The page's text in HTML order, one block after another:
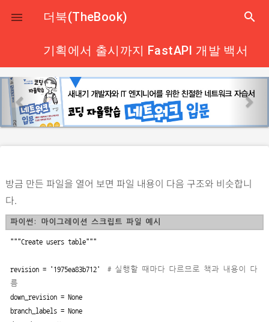
close
 더북(TheBook) search
기획에서 출시까지 FastAPI 개발 백서
p
r
e
u
e
방금 만든 파일을 열어 보면 파일 내용이 다음 구조와 비슷합니
다.
파이썬: 마이그레이션 스크립트 파일 예시
"""Create users table"""
revision = '1975ea83b712' # 실행할 때마다 다르므로 책과 내용이 다
름
down_revision = None
branch_labels = None